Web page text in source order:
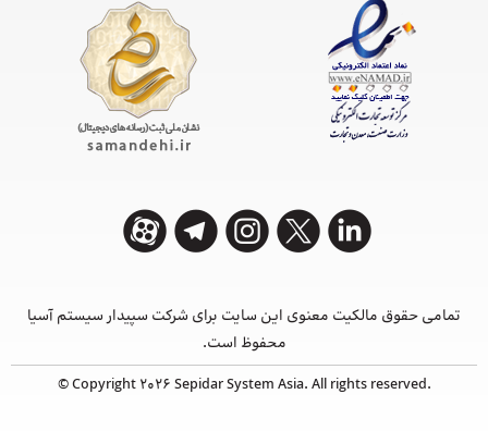
تمامی حقوق مالکیت معنوی این ‌سایت برای شرکت سپیدار سیستم آسیا
محفوظ است.
© Copyright 2026 Sepidar System Asia. All rights reserved.